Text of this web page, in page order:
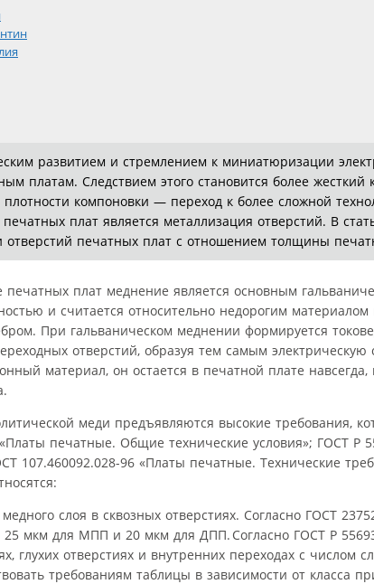
развитием и стремлением к миниатюризации
платам. Следствием этого становится более
плотности компоновки — переход к более сложной
печатных плат является металлизация отверстий. В
отверстий печатных плат с отношением толщины
печатных плат меднение является основным
и считается относительно недорогим
При гальваническом меднении формируется
отверстий, образуя тем самым
материал, он остается в печатной плате
меди предъявляются высокие требования,
печатные. Общие технические условия»; ГОСТ Р
107.460092.028-96 «Платы печатные. Технические
слоя в сквозных отверстиях. Согласно ГОСТ
25 мкм для МПП и 20 мкм для ДПП. Согласно ГОСТ Р
глухих отверстиях и внутренних переходах с
требованиям таблицы в зависимости от класса